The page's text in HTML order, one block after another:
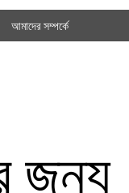
আমাদের সম্পর্কে
জন্য